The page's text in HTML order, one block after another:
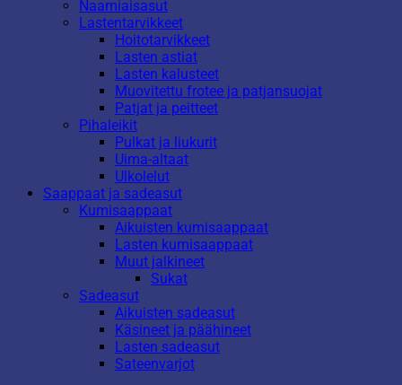
Naamiaisasut
Lastentarvikkeet
Hoitotarvikkeet
Lasten astiat
Lasten kalusteet
Muovitettu frotee ja patjansuojat
Patjat ja peitteet
Pihaleikit
Pulkat ja liukurit
Uima-altaat
Ulkolelut
Saappaat ja sadeasut
Kumisaappaat
Aikuisten kumisaappaat
Lasten kumisaappaat
Muut jalkineet
Sukat
Sadeasut
Aikuisten sadeasut
Käsineet ja päähineet
Lasten sadeasut
Sateenvarjot